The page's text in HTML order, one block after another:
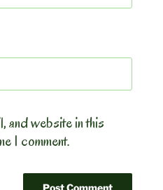
and website in this
I comment.